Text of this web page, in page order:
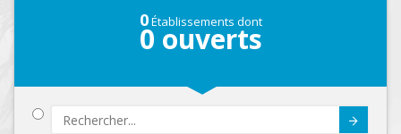
0Établissements dont
0 ouverts